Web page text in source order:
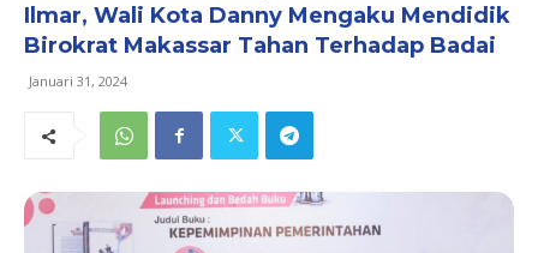
Ilmar, Wali Kota Danny Mengaku Mendidik
Birokrat Makassar Tahan Terhadap Badai
Januari 31, 2024